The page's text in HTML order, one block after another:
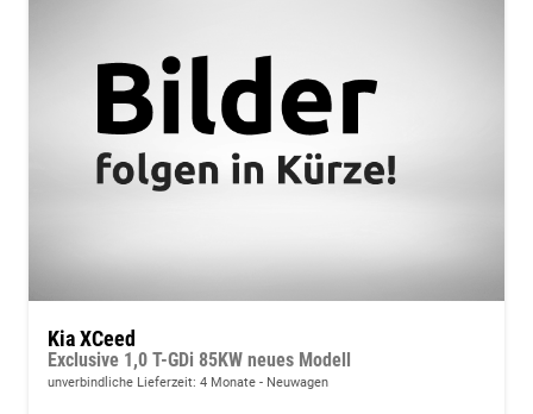
Kia XCeed
Exclusive 1,0 T-GDi 85KW neues Modell
unverbindliche Lieferzeit: 4 Monate Neuwagen